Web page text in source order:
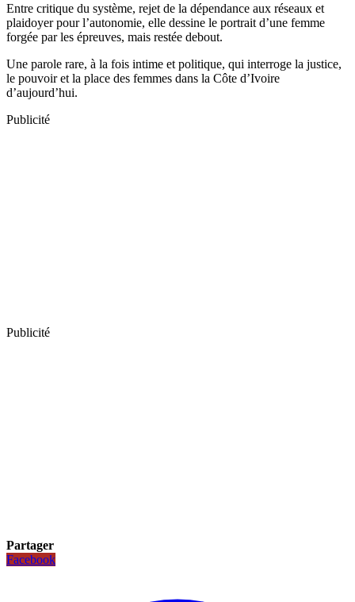
Entre critique du système, rejet de la dépendance aux réseaux et
plaidoyer pour l’autonomie, elle dessine le portrait d’une femme
forgée par les épreuves, mais restée debout.
Une parole rare, à la fois intime et politique, qui interroge la justice,
le pouvoir et la place des femmes dans la Côte d’Ivoire
d’aujourd’hui.
Publicité
Publicité
Partager
Facebook